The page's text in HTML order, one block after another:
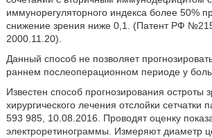
иммунорегуляторного индекса более 50%
снижение зрения ниже 0,1. (Патент РФ
2000.11.20).
Данный способ не позволяет
раннем послеоперационном периоде у
Известен способ прогнозирования остроты
хирургического лечения отслойки
593 985, 10.08.2016. Проводят оценку
электроретинограммы. Измеряют диаметр